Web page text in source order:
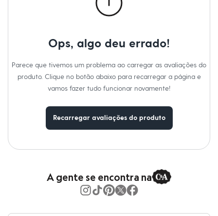
Moda esportiva
Shorts e Saias
Masculino
Em alta
Dia dos Pais
Camisetas e Regatas
Casacos e Jaquetas
Bolsas e Mochilas
Carteiras
Ops, algo deu errado!
Parece que tivemos um problema ao carregar as avaliações do
produto. Clique no botão abaixo para recarregar a página e
vamos fazer tudo funcionar novamente!
Recarregar avaliações do produto
A gente se encontra na